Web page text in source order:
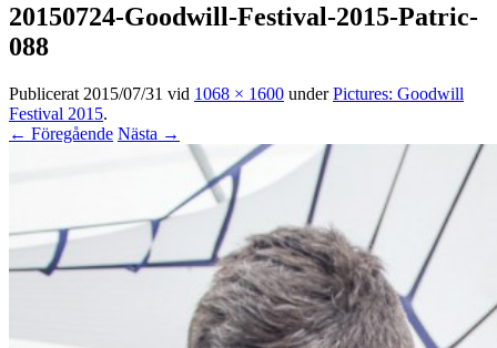
20150724-Goodwill-Festival-2015-Patric-
088
Publicerat 2015/07/31 vid 1068 × 1600 underPictures: Goodwill
Festival 2015.
← Föregående Nästa →